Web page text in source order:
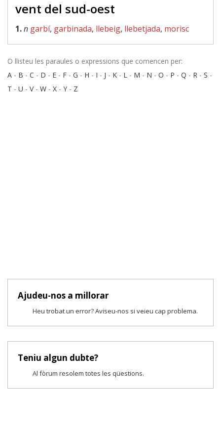
vent del sud-oest
1.n garbí, garbinada, llebeig, llebetjada, morisc
O llisteu les paraules o expressions que comencen per:
A - B - C - D - E - F - G - H - I - J - K - L - M - N - O - P - Q - R - S -
T - U - V- W - X - Y - Z
Ajudeu-nos a millorar
Heu trobat un error? Aviseu-nos si veieu cap problema.
Teniu algun dubte?
Al fòrum resolem totes les qüestions.